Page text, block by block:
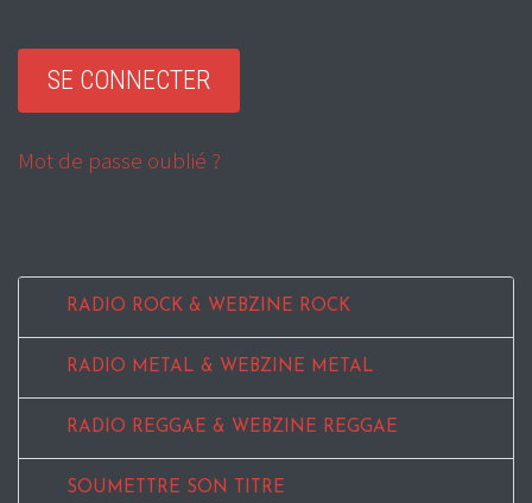
Mot de passe oublié ?
RADIO ROCK & WEBZINE ROCK
RADIO METAL & WEBZINE METAL
RADIO REGGAE & WEBZINE REGGAE
SOUMETTRE SON TITRE